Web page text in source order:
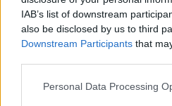
IAB’s list of downstream
also be disclosed by us to third
Downstream Participants that
Personal Data Processing
Budapest
1023.Bp.
1023
http://